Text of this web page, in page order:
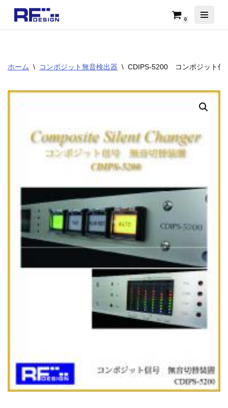
ン
へ
0
ホーム \ コンポジット無音検出器 \ CDIPS-5200 コンポジット信